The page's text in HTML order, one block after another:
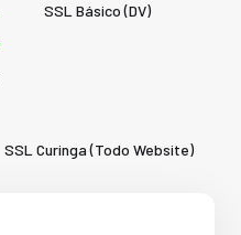
SSL Básico (DV)
SSL Curinga (Todo Website)